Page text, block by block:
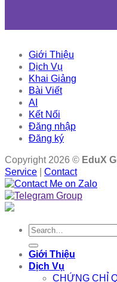
Giới Thiệu
Dịch Vụ
Khai Giảng
Bài Viết
AI
Kết Nối
Đăng nhập
Đăng ký
Copyright 2026 © EduX
Service
Contact
Search
Giới Thiệu
Dịch Vụ
CHỨNG CHỈ